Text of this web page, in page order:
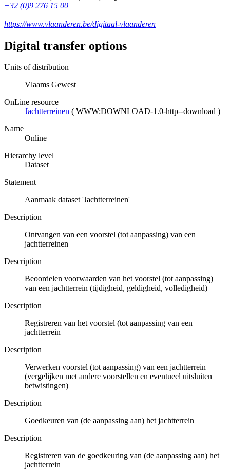
+32 (0)9 276 15 00
https://www.vlaanderen.be/digitaal-vlaanderen
Digital transfer options
Units of distribution
Vlaams Gewest
OnLine resource
Jachtterreinen ( WWW:DOWNLOAD-1.0-http--download )
Name
Online
Hierarchy level
Dataset
Statement
Aanmaak dataset 'Jachtterreinen'
Description
Ontvangen van een voorstel (tot aanpassing) van een
jachtterreinen
Description
Beoordelen voorwaarden van het voorstel (tot aanpassing)
van een jachtterrein (tijdigheid, geldigheid, volledigheid)
Description
Registreren van het voorstel (tot aanpassing van een
jachtterrein
Description
Verwerken voorstel (tot aanpassing) van een jachtterrein
(vergelijken met andere voorstellen en eventueel uitsluiten
betwistingen)
Description
Goedkeuren van (de aanpassing aan) het jachtterrein
Description
Registreren van de goedkeuring van (de aanpassing aan) het
jachtterrein